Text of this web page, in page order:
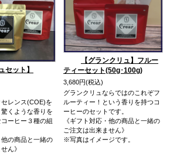
セット】
レンス(COE)を
くような香りを
ーヒー３種の組
他の商品と一緒の
ん》
【グランクリュ】フルー
ティーセット(50g･100g)
3,680円(税込)
グランクリュならではのこれぞフ
ルーティー！という香りを持つコ
ーヒーのセットです。
《ギフト対応・他の商品と一緒の
ご注文は出来ません》
※写真はイメージです。